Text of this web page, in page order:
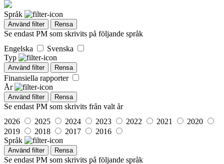
Språk
Använd filter Rensa
Se endast PM som skrivits på följande språk
Engelska
Svenska
Typ
Använd filter Rensa
Finansiella rapporter
År
Använd filter Rensa
Se endast PM som skrivits från valt år
2026
2025 2024 2023 2022 2021
2020
2019
2018 2017
2016
Språk
Använd filter Rensa
Se endast PM som skrivits på följande språk